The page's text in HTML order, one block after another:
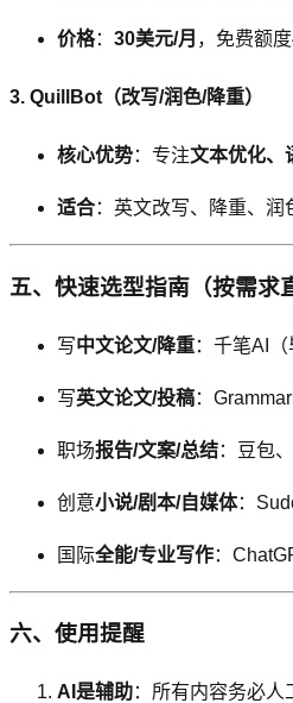
价格： 30美元/月 ，免费额
3. QuillBot（改写/润色/降重）
核心优势：专注文本优化、
适合：英文改写、降重、润
五、快速选型指南（按需求
写中文论文/降重：千笔AI
写英文论文/投稿：
职场报告/文案/总结：豆包
创意小说/剧本/自媒体：
国际全能/专业写作：
六、使用提醒
AI是辅助：所有内容务必人